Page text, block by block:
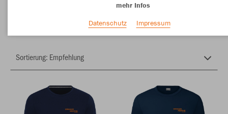
Farbe
mehr Infos
Datenschutz
Impressum